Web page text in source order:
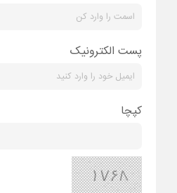
پست الکترونیک
کپچا